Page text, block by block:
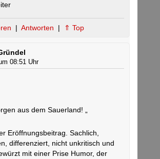
| Antworten | ⇑ Top
08:51 Uhr
aus dem Sauerland! „
Eröffnungsbeitrag. Sachlich,
differenziert, nicht unkritisch und
mit einer Prise Humor, der